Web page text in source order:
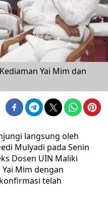
Yai Mim dan
langsung oleh
Mulyadi pada Senin
Dosen UIN Maliki
Mim dengan
telah